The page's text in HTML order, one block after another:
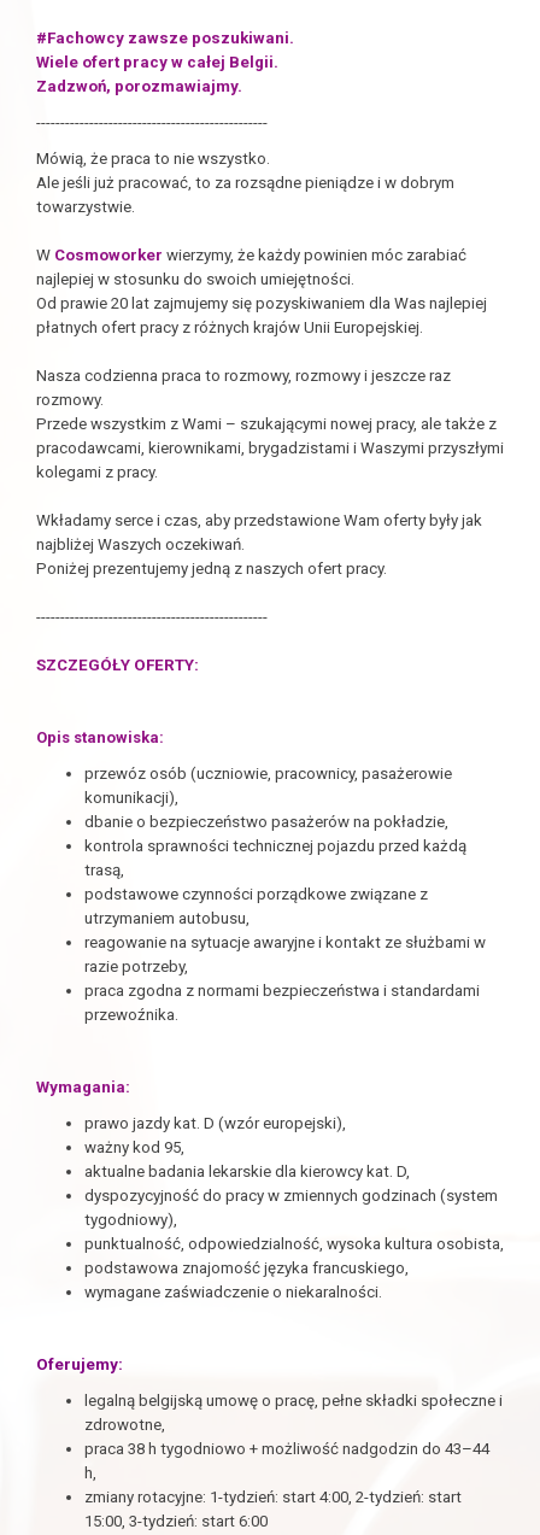
#Fachowcy zawsze poszukiwani.
Wiele ofert pracy w całej Belgii.
Zadzwoń, porozmawiajmy.
------------------------------------------------
Mówią, że praca to nie wszystko.
Ale jeśli już pracować, to za rozsądne pieniądze i w dobrym
towarzystwie.
W Cosmoworker wierzymy, że każdy powinien móc zarabiać
najlepiej w stosunku do swoich umiejętności.
Od prawie 20 lat zajmujemy się pozyskiwaniem dla Was najlepiej
płatnych ofert pracy z różnych krajów Unii Europejskiej.
Nasza codzienna praca to rozmowy, rozmowy i jeszcze raz
rozmowy.
Przede wszystkim z Wami – szukającymi nowej pracy, ale także z
pracodawcami, kierownikami, brygadzistami i Waszymi przyszłymi
kolegami z pracy.
Wkładamy serce i czas, aby przedstawione Wam oferty były jak
najbliżej Waszych oczekiwań.
Poniżej prezentujemy jedną z naszych ofert pracy.
------------------------------------------------
SZCZEGÓŁY OFERTY:
Opis stanowiska:
przewóz osób (uczniowie, pracownicy, pasażerowie
komunikacji),
dbanie o bezpieczeństwo pasażerów na pokładzie,
kontrola sprawności technicznej pojazdu przed każdą
trasą,
podstawowe czynności porządkowe związane z
utrzymaniem autobusu,
reagowanie na sytuacje awaryjne i kontakt ze służbami w
razie potrzeby,
praca zgodna z normami bezpieczeństwa i standardami
przewoźnika.
Wymagania:
prawo jazdy kat. D (wzór europejski),
ważny kod 95,
aktualne badania lekarskie dla kierowcy kat. D,
dyspozycyjność do pracy w zmiennych godzinach (system
tygodniowy),
punktualność, odpowiedzialność, wysoka kultura osobista,
podstawowa znajomość języka francuskiego,
wymagane zaświadczenie o niekaralności.
Oferujemy:
legalną belgijską umowę o pracę, pełne składki społeczne i
zdrowotne,
praca 38 h tygodniowo + możliwość nadgodzin do 43–44
h,
zmiany rotacyjne: 1-tydzień: start 4:00, 2-tydzień: start
15:00, 3-tydzień: start 6:00